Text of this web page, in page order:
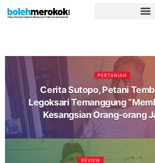
PERTANIAN
Cerita Sutopo, Petani
Legoksari Temanggung
Kesangsian Orang-orang
REVIEW